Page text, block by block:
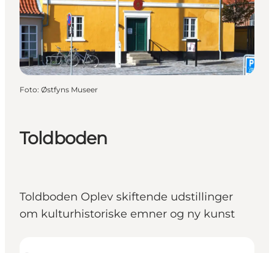
Planlæg din ferie
Det sker
Sommerbus
Toldboden
Toldboden Oplev skiftende udstillinger
om kulturhistoriske emner og ny kunst
Foto: Østfyns Museer